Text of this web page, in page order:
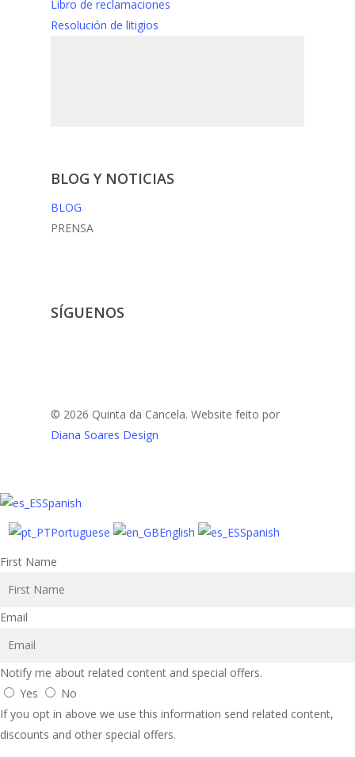
Libro de reclamaciones
Resolución de litigios
BLOG Y NOTICIAS
BLOG
PRENSA
SÍGUENOS
© 2026 Quinta da Cancela. Website feito por
Diana Soares Design
Spanish
Portuguese
English
Spanish
First Name
Email
Notify me about related content and special offers.
Yes
No
If you opt in above we use this information send related content,
discounts and other special offers.